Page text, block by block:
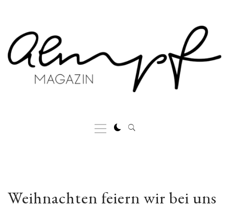
content
Primary
Menu
Weihnachten feiern wir bei uns